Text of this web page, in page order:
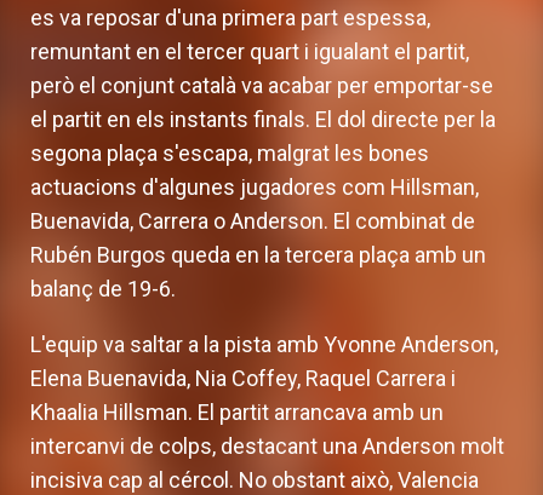
es va reposar d'una primera part espessa,
remuntant en el tercer quart i igualant el partit,
però el conjunt català va acabar per emportar-se
el partit en els instants finals. El dol directe per la
segona plaça s'escapa, malgrat les bones
actuacions d'algunes jugadores com Hillsman,
Buenavida, Carrera o Anderson. El combinat de
Rubén Burgos queda en la tercera plaça amb un
balanç de 19-6.
L'equip va saltar a la pista amb Yvonne Anderson,
Elena Buenavida, Nia Coffey, Raquel Carrera i
Khaalia Hillsman. El partit arrancava amb un
intercanvi de colps, destacant una Anderson molt
incisiva cap al cércol. No obstant això, Valencia